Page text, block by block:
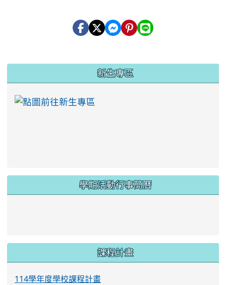
新生專區
學期活動行事簡曆
課程計畫
114學年度學校課程計畫